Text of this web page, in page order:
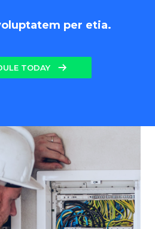
per etia.
TODAY